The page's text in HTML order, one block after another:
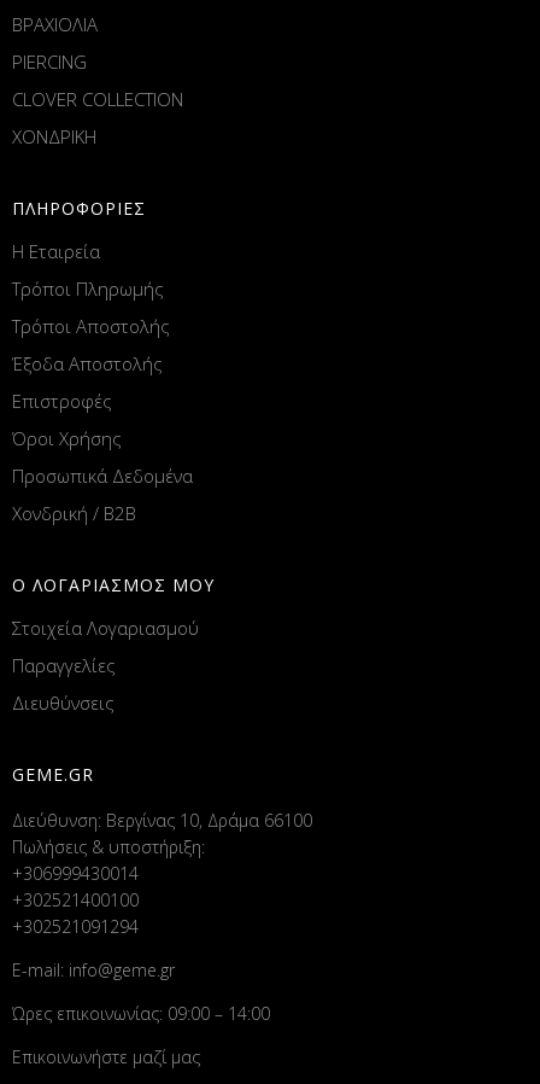
ΒΡΑΧΙΟΛΙΑ
PIERCING
CLOVER COLLECTION
ΧΟΝΔΡΙΚΗ
ΠΛΗΡΟΦΟΡΙΕΣ
Η Εταιρεία
Τρόποι Πληρωμής
Τρόποι Αποστολής
Έξοδα Αποστολής
Επιστροφές
Όροι Χρήσης
Προσωπικά Δεδομένα
Χονδρική / B2B
Ο ΛΟΓΑΡΙΑΣΜΟΣ ΜΟΥ
Στοιχεία Λογαριασμού
Παραγγελίες
Διευθύνσεις
GEME.GR
Διεύθυνση: Βεργίνας 10, Δράμα 66100
Πωλήσεις & υποστήριξη:
+306999430014
+302521400100
+302521091294
E-mail: info@geme.gr
Ώρες επικοινωνίας: 09:00 – 14:00
Επικοινωνήστε μαζί μας